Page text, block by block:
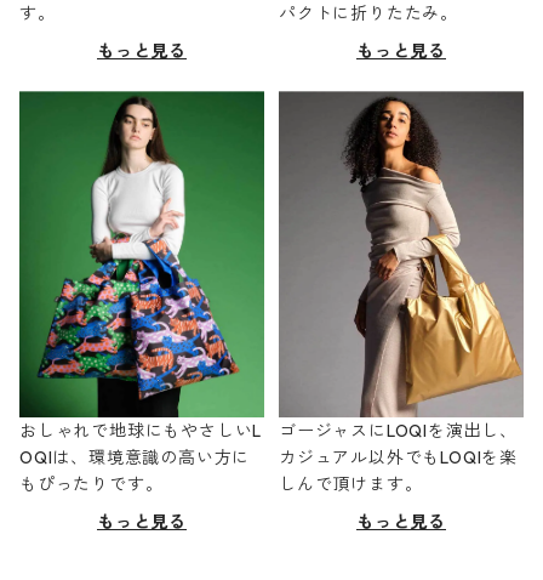
す。
もっと見る
パクトに折りたたみ。
もっと見る
おしゃれで地球にもやさしいL
OQIは、環境意識の高い方に
もぴったりです。
もっと見る
ゴージャスにLOQIを演出し、
カジュアル以外でもLOQIを楽
しんで頂けます。
もっと見る